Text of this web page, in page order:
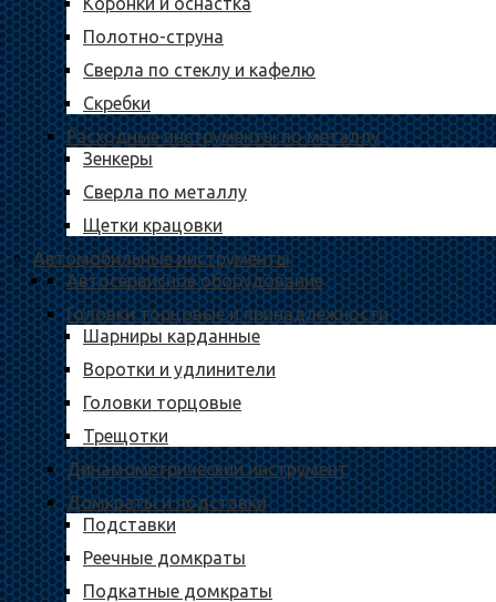
Полотно-струна
Сверла по стеклу и кафелю
Скребки
Расходные инструменты по металлу
Зенкеры
Сверла по металлу
Щетки крацовки
Автомобильные инструменты
Автосервисное оборудование
Головки торцовые и принадлежности
Шарниры карданные
Воротки и удлинители
Головки торцовые
Трещотки
Динамометрический инструмент
Домкраты и подставки
Подставки
Реечные домкраты
Подкатные домкраты